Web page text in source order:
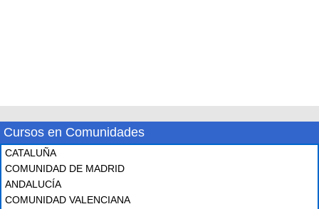
Cursos en Comunidades
CATALUÑA
COMUNIDAD DE MADRID
ANDALUCÍA
COMUNIDAD VALENCIANA